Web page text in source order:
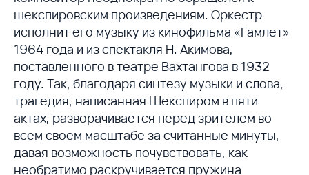
шекспировским произведениям. Оркестр
исполнит его музыку из кинофильма «Гамлет»
1964 года и из спектакля Н. Акимова,
поставленного в театре Вахтангова в 1932
году. Так, благодаря синтезу музыки и слова,
трагедия, написанная Шекспиром в пяти
актах, разворачивается перед зрителем во
всем своем масштабе за считанные минуты,
давая возможность почувствовать, как
необратимо раскручивается пружина